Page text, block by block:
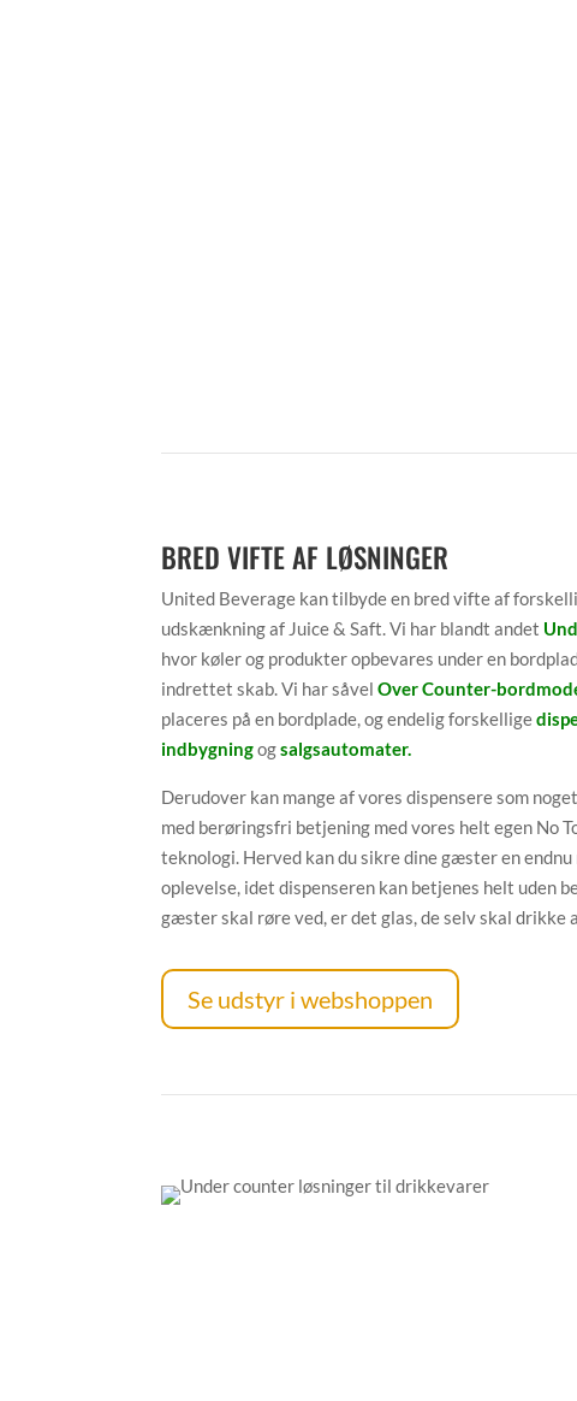
BRED VIFTE AF LØSNINGER
United Beverage kan tilbyde en bred vifte af
udskænkning af Juice & Saft. Vi har blandt andet
hvor køler og produkter opbevares under en
indrettet skab. Vi har såvelOver Counter-
placeres på en bordplade, og endelig forskellige
indbygningogsalgsautomater.
Derudover kan mange af vores dispensere som
med berøringsfri betjening med vores helt egen No
teknologi. Herved kan du sikre dine gæster en
oplevelse, idet dispenseren kan betjenes helt uden
gæster skal røre ved, er det glas, de selv skal drikke
Se udstyr i webshoppen